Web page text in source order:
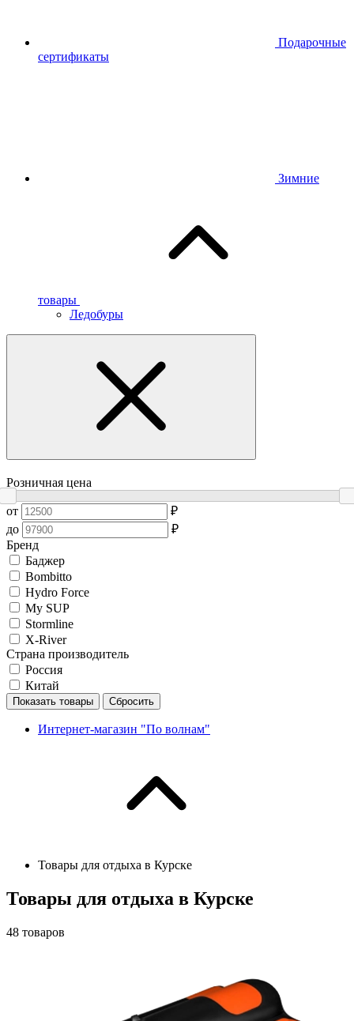
Подарочные
сертификаты
Зимние
товары
Ледобуры
Розничная цена
от
₽
до
₽
Бренд
Баджер
Bombitto
Hydro Force
My SUP
Stormline
X-River
Страна производитель
Россия
Китай
Показать товары Сбросить
Интернет-магазин "По волнам"
Товары для отдыха в Курске
Товары для отдыха в Курске
48 товаров